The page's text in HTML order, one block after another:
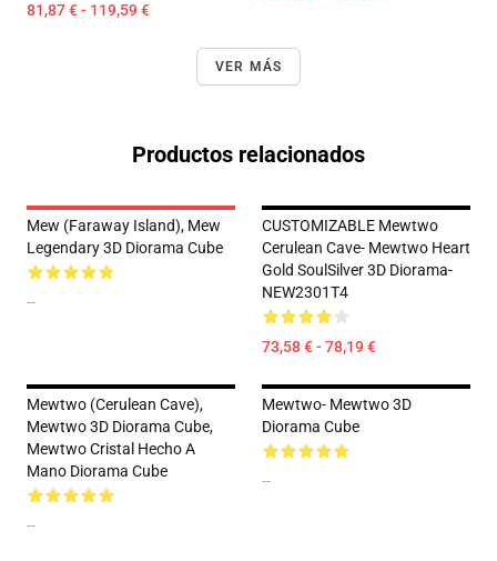
81,87 € - 119,59 €
VER MÁS
Productos relacionados
Mew (Faraway Island), Mew
Legendary 3D Diorama Cube
--
CUSTOMIZABLE Mewtwo
Cerulean Cave- Mewtwo Heart
Gold SoulSilver 3D Diorama-
NEW2301T4
73,58 € - 78,19 €
Mewtwo (Cerulean Cave),
Mewtwo 3D Diorama Cube,
Mewtwo Cristal Hecho A
Mano Diorama Cube
--
Mewtwo- Mewtwo 3D
Diorama Cube
--